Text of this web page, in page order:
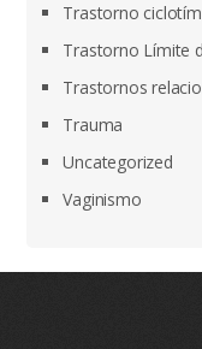
Trastorno
Trastorno Límite
Trastornos
Trauma
Uncategorized
Vaginismo